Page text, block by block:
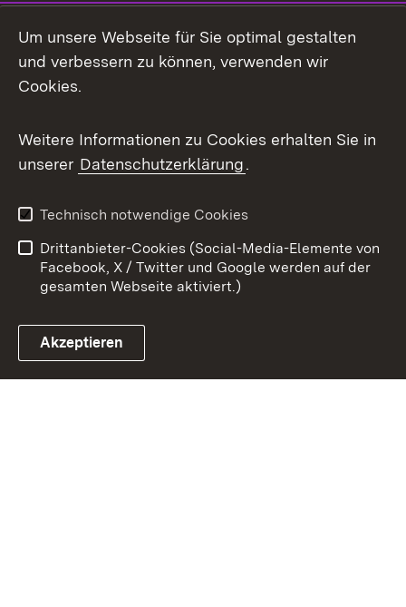
X / Twitter
Youtube
Link zum Landesportal
Kontakt
Datenschutz
Barrierefreiheit
Impressum
Cookies
Um unsere Webseite für Sie optimal gestalten
und verbessern zu können, verwenden wir
Cookies.
Weitere Informationen zu Cookies erhalten Sie in
unserer Datenschutzerklärung.
Technisch notwendige Cookies
Drittanbieter-Cookies (Social-Media-Elemente von
Facebook, X / Twitter und Google werden auf der
gesamten Webseite aktiviert.)
Akzeptieren